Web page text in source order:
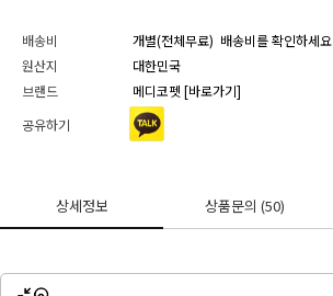
배송비 개별(전체무료) 배송비를 확인하세요
원산지
대한민국
브랜드
메디코펫 [바로가기]
공유하기
상세정보 상품문의(50)